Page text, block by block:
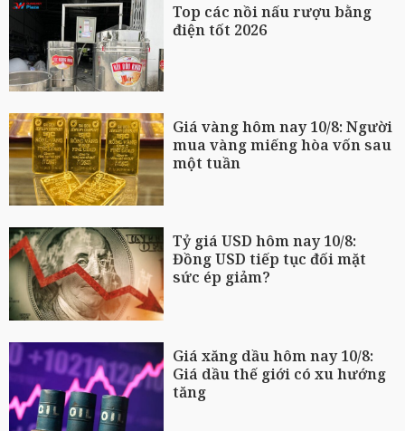
Top các nồi nấu rượu bằng
điện tốt 2026
Giá vàng hôm nay 10/8: Người
mua vàng miếng hòa vốn sau
một tuần
Tỷ giá USD hôm nay 10/8:
Đồng USD tiếp tục đối mặt
sức ép giảm?
Giá xăng dầu hôm nay 10/8:
Giá dầu thế giới có xu hướng
tăng